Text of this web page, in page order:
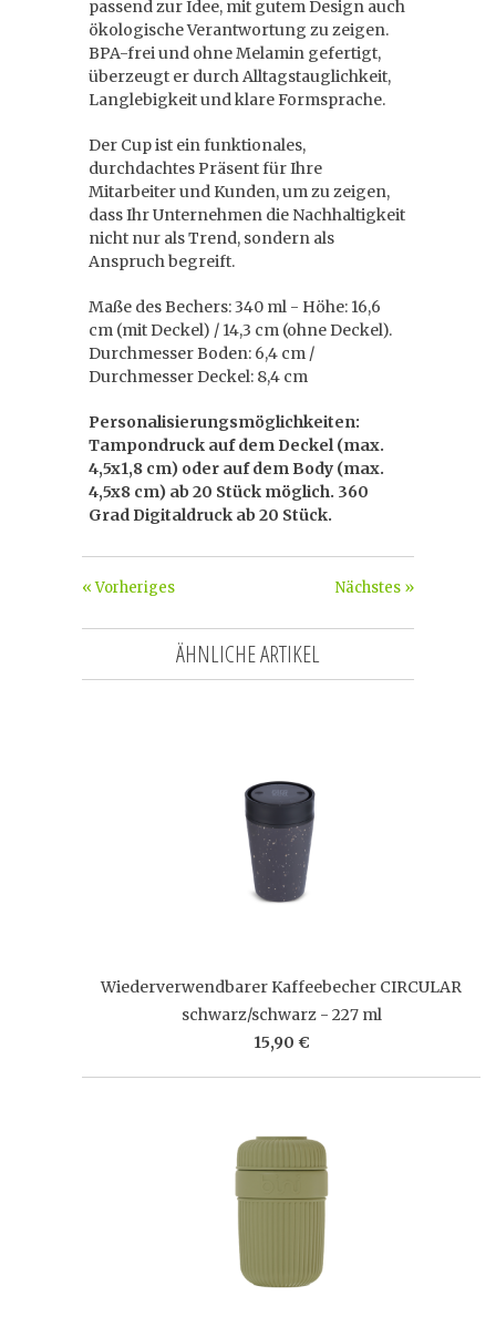
passend zur Idee, mit gutem Design auch
ökologische Verantwortung zu zeigen.
BPA-frei und ohne Melamin gefertigt,
überzeugt er durch Alltagstauglichkeit,
Langlebigkeit und klare Formsprache.
Der Cup ist ein funktionales,
durchdachtes Präsent für Ihre
Mitarbeiter und Kunden, um zu zeigen,
dass Ihr Unternehmen die Nachhaltigkeit
nicht nur als Trend, sondern als
Anspruch begreift.
Maße des Bechers: 340 ml - Höhe: 16,6
cm (mit Deckel) / 14,3 cm (ohne Deckel).
Durchmesser Boden: 6,4 cm /
Durchmesser Deckel: 8,4 cm
Personalisierungsmöglichkeiten:
Tampondruck auf dem Deckel (max.
4,5x1,8 cm) oder auf dem Body (max.
4,5x8 cm) ab 20 Stück möglich. 360
Grad Digitaldruck ab 20 Stück.
Nächstes »
« Vorheriges
ÄHNLICHE ARTIKEL
Wiederverwendbarer Kaffeebecher CIRCULAR
schwarz/schwarz - 227 ml
15,90 €